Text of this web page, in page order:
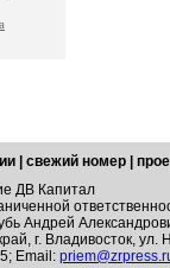
свежий номер
ДВ Капитал
Андрей
г. Владивосток, ул.
Email: